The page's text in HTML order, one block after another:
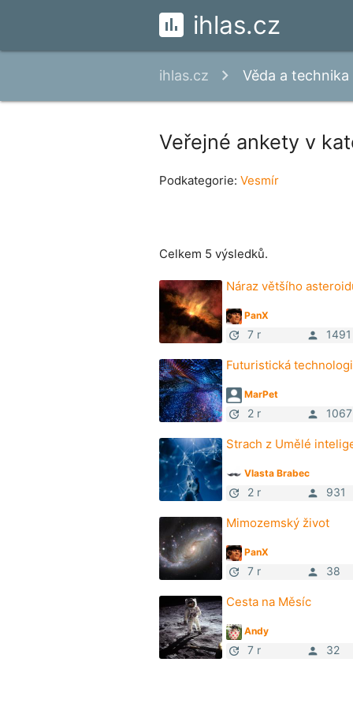
ihlas.cz
ihlas.cz Věda a technika
Veřejné ankety v
Podkategorie: Vesmír
Celkem 5 výsledků.
Náraz většího
PanX
update 7 r person 1491
Futuristická
MarPet
update 2 r person 1067
Strach z Umělé
Vlasta Brabec
update 2 r person 931
Mimozemský život
PanX
update 7 r person 38
Cesta na Měsíc
Andy
update 7 r person 32